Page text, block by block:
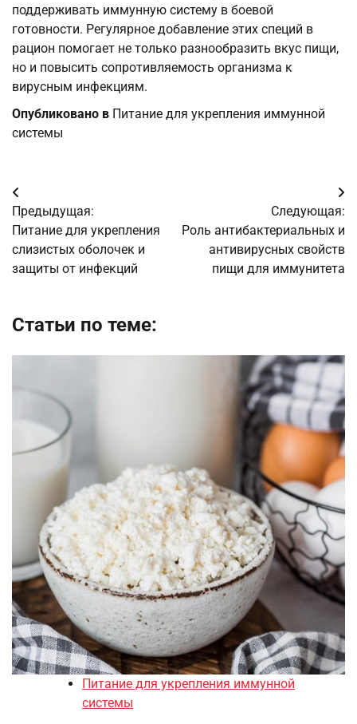
поддерживать иммунную систему в боевой
готовности. Регулярное добавление этих специй в
рацион помогает не только разнообразить вкус пищи,
но и повысить сопротивляемость организма к
вирусным инфекциям.
Опубликовано в Питание для укрепления иммунной
системы
Навигация
по
записям
Предыдущая:
Питание для укрепления
слизистых оболочек и
защиты от инфекций
Следующая:
Роль антибактериальных и
антивирусных свойств
пищи для иммунитета
Статьи по теме:
Питание для укрепления иммунной
системы